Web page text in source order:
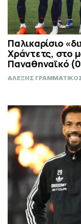
Παλικαρίσιο
Χράντετς, στο
Παναθηναϊκό
ΑΛΕΞΗΣ